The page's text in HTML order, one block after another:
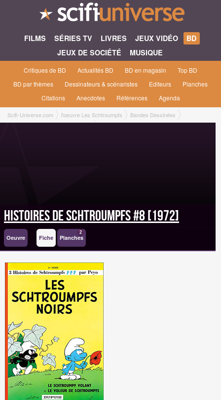
FILMS SÉRIES TV LIVRES JEUX VIDÉO
BD
JEUX DE SOCIÉTÉ
MUSIQUE
Critiques de BD Actualités BD BD en magasin
Top BD
BD par thèmes
Dessinateurs & scénaristes Editeurs
Planches
Citations
Anecdotes Références Agenda
Scifi-Universe.com l'oeuvre Les Schtroumpfs
Bandes Dessinées
Histoires de Schtroumpfs #8 [1972]
Histoires de Schtroumpfs #8 [1972]
Oeuvre Fiche Planches
2